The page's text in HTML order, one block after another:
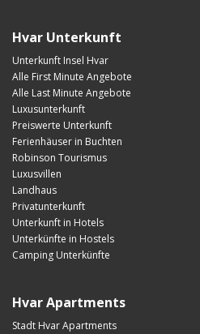
Hvar Unterkunft
Unterkunft Insel Hvar
Alle First Minute Angebote
Alle Last Minute Angebote
Luxusunterkunft
Preiswerte Unterkunft
Ferienhäuser in Buchten
Robinson Tourismus
Luxusvillen
Landhaus
Privatunterkunft
Unterkunft in Hotels
Unterkünfte in Hostels
Camping Unterkünfte
Hvar Apartments
Stadt Hvar Apartments